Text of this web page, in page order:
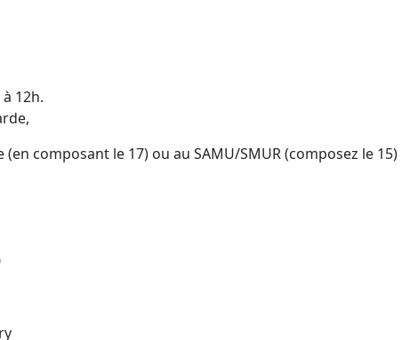
12h.
composant le 17) ou au SAMU/SMUR (composez le 15)